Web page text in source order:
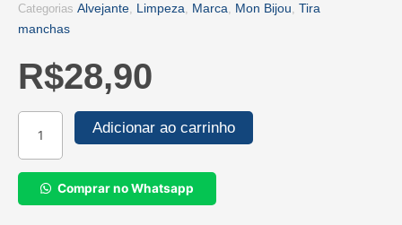
Categorias Alvejante, Limpeza, Marca, Mon Bijou, Tira
manchas
R$28,90
Manchas
em
Pó
3
Adicionar ao carrinho
Comprar no Whatsapp